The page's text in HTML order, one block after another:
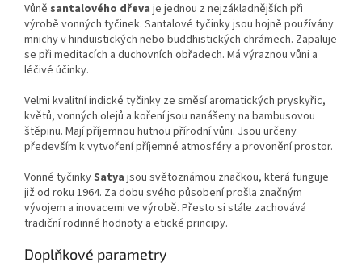
Vůně santalového dřeva je jednou z nejzákladnějších při
výrobě vonných tyčinek. Santalové tyčinky jsou hojně používány
mnichy v hinduistických nebo buddhistických chrámech. Zapaluje
se při meditacích a duchovních obřadech. Má výraznou vůni a
léčivé účinky.
Velmi kvalitní indické tyčinky ze směsí aromatických pryskyřic,
květů, vonných olejů a koření jsou nanášeny na bambusovou
štěpinu. Mají příjemnou hutnou přírodní vůni. Jsou určeny
především k vytvoření příjemné atmosféry a provonění prostor.
Vonné tyčinkySatya jsou světoznámou značkou, která funguje
již od roku 1964. Za dobu svého působení prošla značným
vývojem a inovacemi ve výrobě. Přesto si stále zachovává
tradiční rodinné hodnoty a etické principy.
Doplňkové parametry